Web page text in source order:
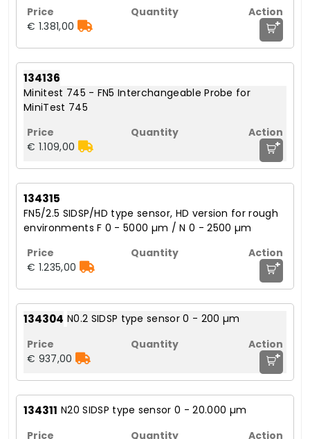
€ 1.381,00 +
134136
Minitest 745 - FN5 Interchangeable Probe for
MiniTest 745
€ 1.109,00 +
134315
FN5/2.5 SIDSP/HD type sensor, HD version for rough
environments F 0 - 5000 µm / N 0 - 2500 µm
€ 1.235,00 +
134304 N0.2 SIDSP type sensor 0 - 200 µm
€ 937,00 +
134311 N20 SIDSP type sensor 0 - 20.000 µm